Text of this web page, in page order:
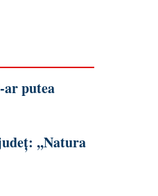
ar putea
,,Natura